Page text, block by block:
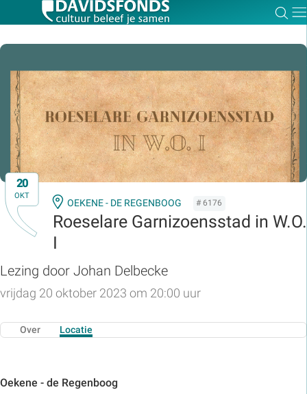
20
OKT
OEKENE - DE REGENBOOG # 6176
Roeselare Garnizoensstad in W.O.
I
Lezing door Johan Delbecke
vrijdag 20 oktober 2023 om 20:00 uur
Over Locatie
Oekene - de Regenboog
Zoek:
Zoeken